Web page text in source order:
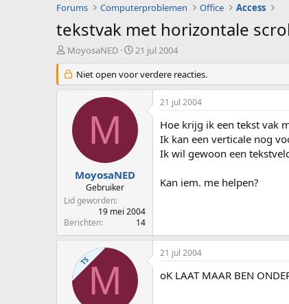
Forums Computerproblemen Office Access
tekstvak met horizontale
O
d
e
r
e
r
MoyosaNED
S
a
r
a
t
u
21 jul 2004
Niet open voor verdere reacties.
M
MoyosaNED
Gebruiker
Lid geworden
19 mei 2004
Berichten
14
21 jul 2004
Hoe krijg ik een tekst vak
Ik kan een verticale nog
Ik wil gewoon een
Kan iem. me helpen?
TSM
21 jul 2004
oK LAAT MAAR BEN